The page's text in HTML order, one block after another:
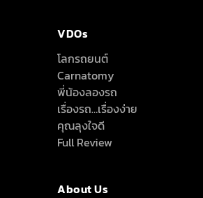
VDOs
โลกรถยนต์
Carnatomy
พี่น้องลองรถ
เรื่องรถ…เรื่องง่าย
คุณลุงใจดี
Full Review
About Us